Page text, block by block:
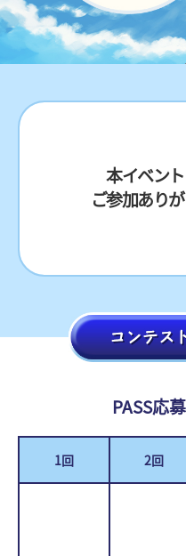
本イベン
ご参加あり
PASS応
1回 2回